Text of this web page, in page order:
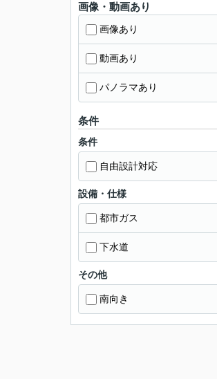
画像・動画あり
画像あり
動画あり
パノラマあり
条件
条件
自由設計対応
設備・仕様
都市ガス
下水道
その他
南向き